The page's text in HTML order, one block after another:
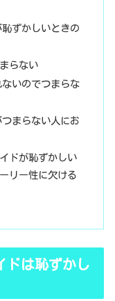
ずかしいときの
らない
いのでつまらな
まらない人にお
ドが恥ずかしい
リー性に欠ける
ドは恥ずかし